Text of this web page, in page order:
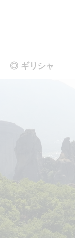
◎ ギリシャ